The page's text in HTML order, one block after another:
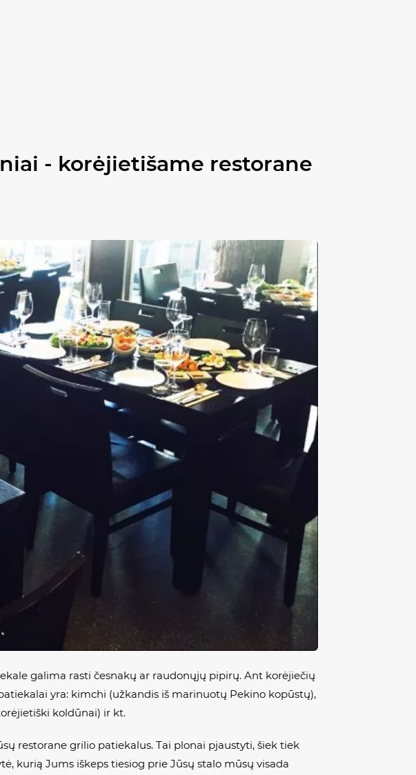
- korėjietišame restorane
galima rasti česnakų ar raudonųjų pipirų. Ant korėjiečių
yra: kimchi (užkandis iš marinuotų Pekino kopūstų),
koldūnai) ir kt.
restorane grilio patiekalus. Tai plonai pjaustyti, šiek tiek
kurią Jums iškeps tiesiog prie Jūsų stalo mūsų visada